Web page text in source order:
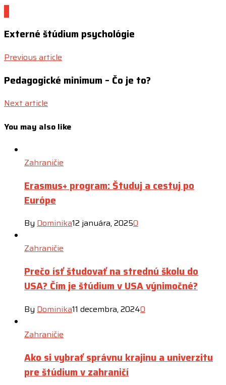
Externé štúdium psychológie
Previous article
Pedagogické minimum – Čo je to?
Next article
You may also like
Zahraničie
Erasmus+ program: Študuj a cestuj po
Európe
By Dominika12 januára, 20250
Zahraničie
Prečo ísť študovať na strednú školu do
USA? Čím je štúdium v USA výnimočné?
By Dominika11 decembra, 20240
Zahraničie
Ako si vybrať správnu krajinu a univerzitu
pre štúdium v zahraničí